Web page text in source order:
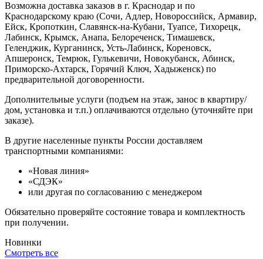
Возможна доставка заказов в г. Краснодар и по
Краснодарскому краю (Сочи, Адлер, Новороссийск, Армавир,
Ейск, Кропоткин, Славянск-на-Кубани, Туапсе, Тихорецк,
Лабинск, Крымск, Анапа, Белореченск, Тимашевск,
Геленджик, Курганинск, Усть-Лабинск, Кореновск,
Апшеронск, Темрюк, Гулькевичи, Новокубанск, Абинск,
Приморско-Ахтарск, Горячий Ключ, Хадыженск) по
предварительной договоренности.
Дополнительные услуги (подъем на этаж, занос в квартиру/
дом, установка и т.п.) оплачиваются отдельно (уточняйте при
заказе).
В другие населенные пункты России доставляем
транспортными компаниями:
«Новая линия»
«СДЭК»
или другая по согласованию с менеджером
Обязательно проверяйте состояние товара и комплектность
при получении.
Новинки
Смотреть все